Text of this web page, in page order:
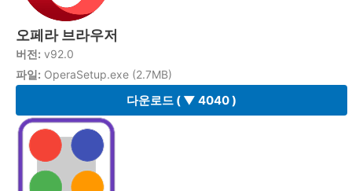
오페라 브라우저
버전: v92.0
파일: OperaSetup.exe (2.7MB)
다운로드 ( ▼ 4040 )